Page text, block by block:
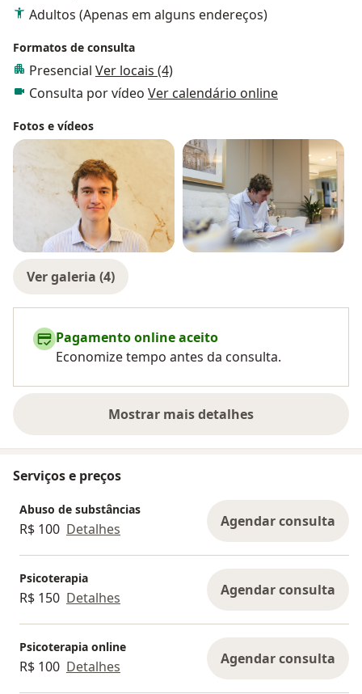
Adultos (Apenas em alguns endereços)
Formatos de consulta
Presencial Ver locais (4)
Consulta por vídeo Ver calendário online
Fotos e vídeos
Ver galeria (4)
Pagamento online aceito
Economize tempo antes da consulta.
Mostrar mais detalhes
sobre a experiência
Serviços e preços
Abuso de substâncias
R$ 100 Detalhes Agendar consulta
Psicoterapia
R$ 150 Detalhes Agendar consulta
Psicoterapia online
R$ 100 Detalhes Agendar consulta